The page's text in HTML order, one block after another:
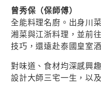
曾秀保（保師傅）
全能料理名廚。 出身川
湘菜與江浙料理，並前
技巧，還遠赴泰國皇室
對味道、食材均深感興
設計大師三宅一生，以